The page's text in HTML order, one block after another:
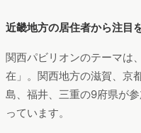
近畿地方の居住者から注目
関西パビリオンのテーマは
在」。関西地方の滋賀、京
島、福井、三重の9府県が
っています。